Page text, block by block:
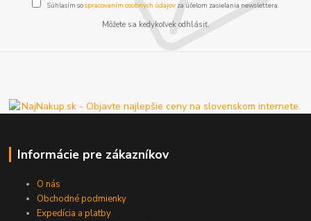
Súhlasím sospracovaním osobných údajov za účelom zasielania newslettera.
Môžete sa kedykoľvek odhlásiť.
Informácie pre zákazníkov
O nás
Obchodné podmienky
Expedícia a platby